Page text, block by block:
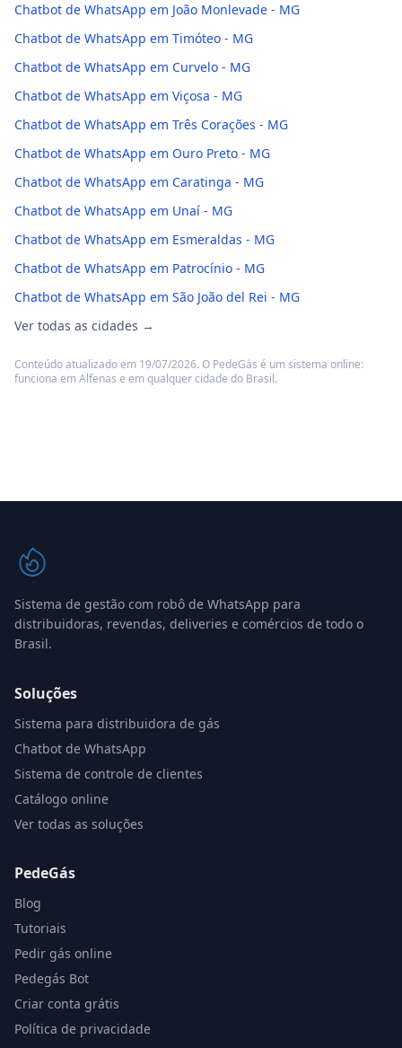
Chatbot de WhatsApp em João Monlevade - MG
Chatbot de WhatsApp em Timóteo - MG
Chatbot de WhatsApp em Curvelo - MG
Chatbot de WhatsApp em Viçosa - MG
Chatbot de WhatsApp em Três Corações - MG
Chatbot de WhatsApp em Ouro Preto - MG
Chatbot de WhatsApp em Caratinga - MG
Chatbot de WhatsApp em Unaí - MG
Chatbot de WhatsApp em Esmeraldas - MG
Chatbot de WhatsApp em Patrocínio - MG
Chatbot de WhatsApp em São João del Rei - MG
Ver todas as cidades →
Conteúdo atualizado em 19/07/2026. O PedeGás é um sistema online:
funciona em Alfenas e em qualquer cidade do Brasil.
Sistema de gestão com robô de WhatsApp para
distribuidoras, revendas, deliveries e comércios de todo o
Brasil.
Soluções
Sistema para distribuidora de gás
Chatbot de WhatsApp
Sistema de controle de clientes
Catálogo online
Ver todas as soluções
PedeGás
Blog
Tutoriais
Pedir gás online
Pedegás Bot
Criar conta grátis
Política de privacidade